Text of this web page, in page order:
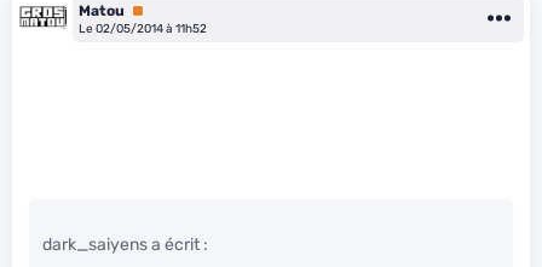
Matou
Premium
Le 02/05/2014 à 11h52
dark_saiyens a écrit :